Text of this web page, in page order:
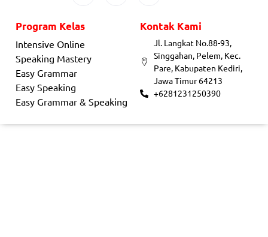
Program Kelas
Intensive Online
Speaking Mastery
Easy Grammar
Easy Speaking
Easy Grammar & Speaking
Kontak Kami
Jl. Langkat No.88-93,
Singgahan, Pelem, Kec.
Pare, Kabupaten Kediri,
Jawa Timur 64213
+6281231250390